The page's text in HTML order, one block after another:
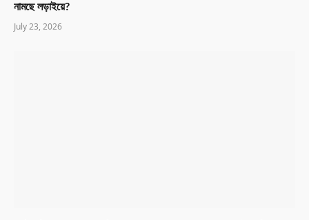
নামছে লড়াইয়ে?
July 23, 2026